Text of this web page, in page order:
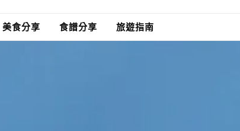
美食分享 食譜分享 旅遊指南